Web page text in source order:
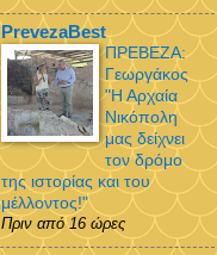
PrevezaBest
ΠΡΕΒΕΖΑ:
Γεωργάκος
"Η Αρχαία
Νικόπολη
μας δείχνει
τον δρόμο
της ιστορίας και του
μέλλοντος!"
Πριν από 16 ώρες